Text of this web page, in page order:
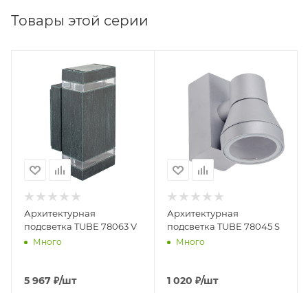
Товары этой серии
Архитектурная
подсветка TUBE 78063 V
Много
5 967 ₽/шт
Архитектурная
подсветка TUBE 78045 S
Много
1 020 ₽/шт